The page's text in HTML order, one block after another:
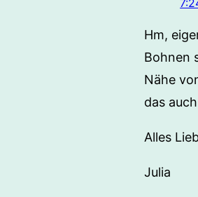
Hm,
Bohnen
Nähe
das
Alles
Julia